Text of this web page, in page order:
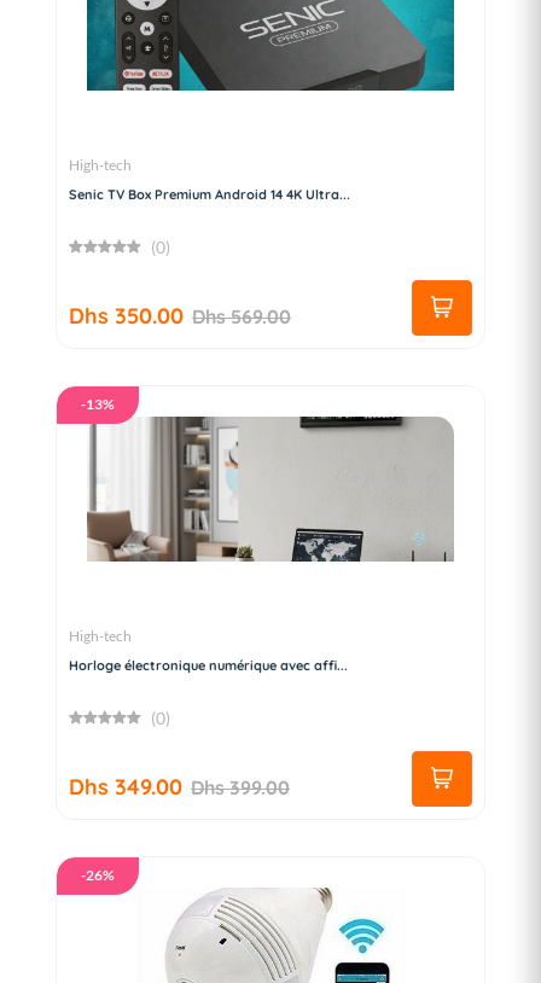
High-tech
Senic TV Box Premium Android 14 4K Ultra...
(0)
Dhs 350.00 Dhs 569.00
-13%
High-tech
Horloge électronique numérique avec affi...
(0)
Dhs 349.00 Dhs 399.00
-26%